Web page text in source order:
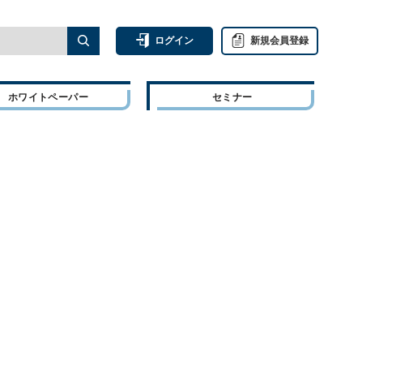
ログイン 新規会員登録
ホワイトペーパー セミナー